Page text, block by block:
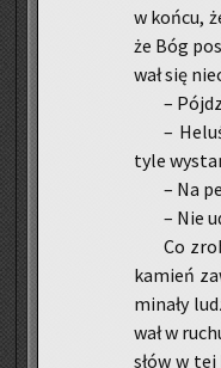
w końcu,
że Bóg
wał się
–
–
tyle
– Na
– Nie
Co
ka­mień
mi­na­ły
wał w
słów w